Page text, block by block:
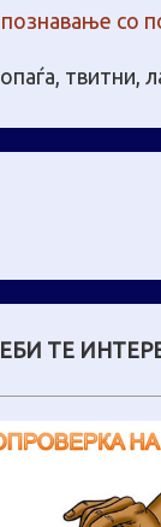
со
твитни,
ТЕ